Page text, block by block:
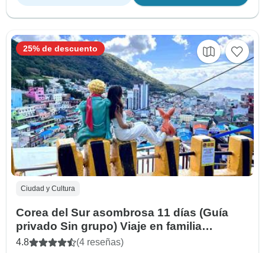
Ciudad y Cultura
Corea del Sur asombrosa 11 días (Guía
privado Sin grupo) Viaje en familia
Personalizable
4.8 (4 reseñas)
25% de descuento